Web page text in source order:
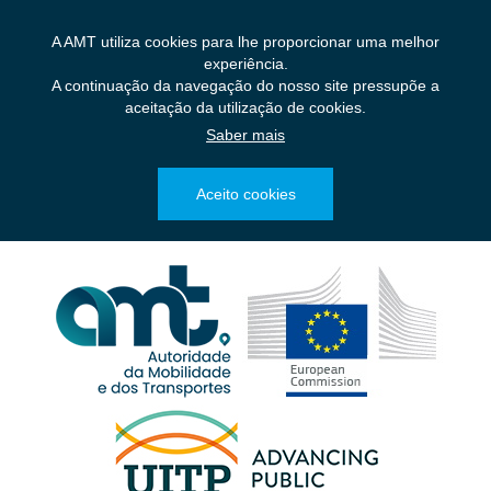
A AMT utiliza cookies para lhe proporcionar uma melhor
experiência.
A continuação da navegação do nosso site pressupõe a
aceitação da utilização de cookies.
Saber mais
Aceito cookies